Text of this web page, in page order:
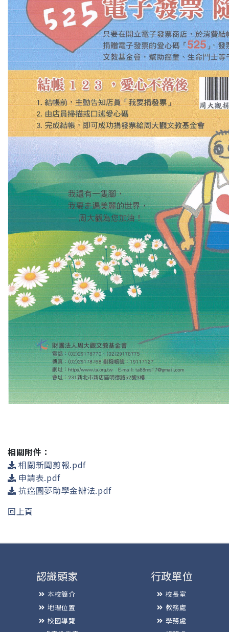
相關附件：
相關新聞剪報.pdf
申請表.pdf
抗癌圓夢助學金辦法.pdf
回上頁
認識頭家
本校簡介
地理位置
校園導覽
行政單位
校長室
教務處
學務處